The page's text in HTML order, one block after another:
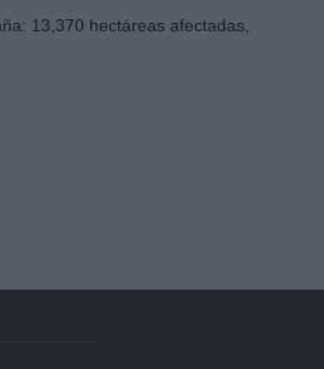
13,370 hectáreas afectadas,